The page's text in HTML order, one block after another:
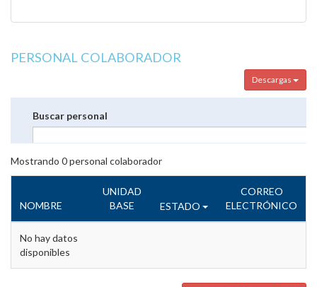
PERSONAL COLABORADOR
Descargas
Buscar personal
Mostrando 0personal colaborador
NOMBRE
UNIDAD
BASE
ESTADO
CORREO
ELECTRÓNICO
No hay datos
disponibles